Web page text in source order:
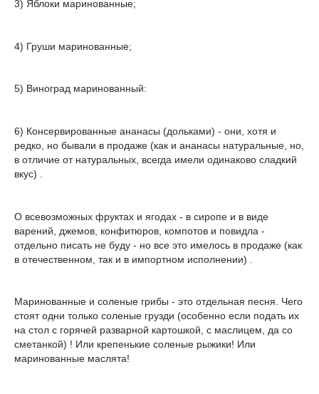
3) Яблоки маринованные;
4) Груши маринованные;
5) Виноград маринованный:
6) Консервированные ананасы (дольками) - они, хотя и
редко, но бывали в продаже (как и ананасы натуральные, но,
в отличие от натуральных, всегда имели одинаково сладкий
вкус) .
О всевозможных фруктах и ягодах - в сиропе и в виде
варений, джемов, конфитюров, компотов и повидла -
отдельно писать не буду - но все это имелось в продаже (как
в отечественном, так и в импортном исполнении) .
Маринованные и соленые грибы - это отдельная песня. Чего
стоят одни только соленые грузди (особенно если подать их
на стол с горячей разварной картошкой, с маслицем, да со
сметанкой) ! Или крепенькие соленые рыжики! Или
маринованные маслята!